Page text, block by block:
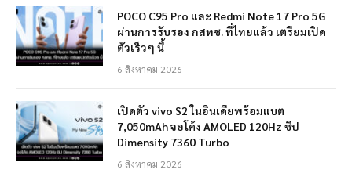
POCO C95 Pro และ Redmi Note 17 Pro 5G
ผ่านการรับรอง กสทช. ที่ไทยแล้ว เตรียมเปิด
ตัวเร็วๆ นี้
6 สิงหาคม 2026
เปิดตัว vivo S2 ในอินเดียพร้อมแบต
7,050mAh จอโค้ง AMOLED 120Hz ชิป
Dimensity 7360 Turbo
6 สิงหาคม 2026